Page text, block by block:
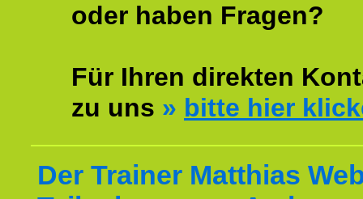
oder haben Fragen?
Für Ihren direkten
zu uns » bitte hier
Der Trainer Matthias